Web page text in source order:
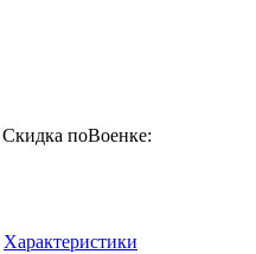
Скидка поВоенке:
Характеристики